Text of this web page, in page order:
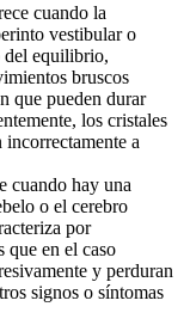
cuando la
vestibular o
del equilibrio,
bruscos
que pueden durar
los cristales
a
cuando hay una
o el cerebro
por
que en el caso
y perduran
signos o síntomas